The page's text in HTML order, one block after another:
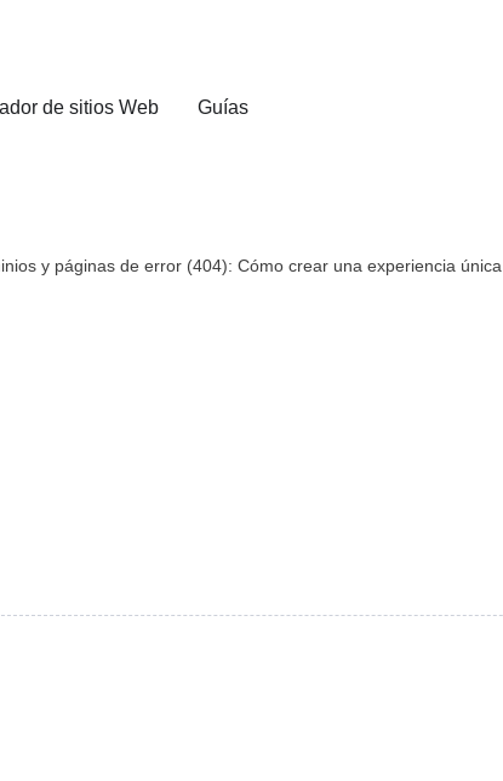
de sitios Web Guías
y páginas de error (404): Cómo crear una experiencia única